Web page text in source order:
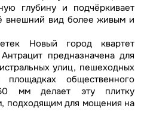
глубину и подчёркивает
внешний вид более живым и
Новый город квартет
предназначена для
улиц, пешеходных
общественного
мм делает эту плитку
подходящим для мощения на